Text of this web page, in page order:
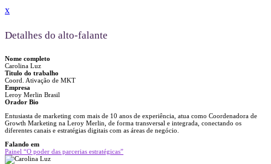
x
Detalhes do alto-falante
Nome completo
Carolina Luz
Titulo do trabalho
Coord. Ativação de MKT
Empresa
Leroy Merlin Brasil
Orador Bio
Entusiasta de marketing com mais de 10 anos de experiência, atua como Coordenadora de
Growth Marketing na Leroy Merlin, de forma transversal e integrada, conectando os
diferentes canais e estratégias digitais com as áreas de negócio.
Falando em
Painel “O poder das parcerias estratégicas”